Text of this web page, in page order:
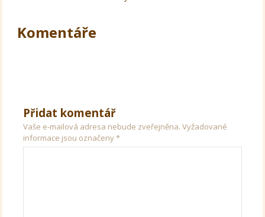
Komentáře
Přidat komentář
Vaše e-mailová adresa nebude zveřejněna. Vyžadované
informace jsou označeny*